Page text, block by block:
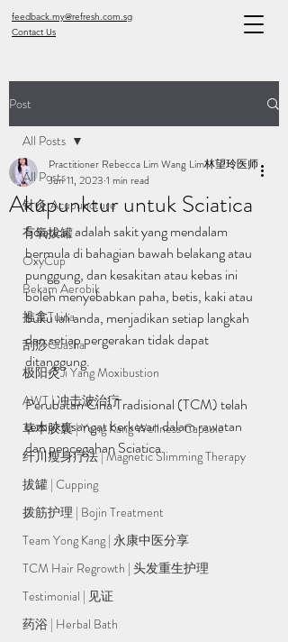
feedback.my@refresh.com.sg
Contact Us
Post
All Posts
针灸 Acupuncture
有氧拔罐
OxyCup
Bekam Aerobik
推拿Tuina
刮痧Guasha
极阳灸Ji Yang Moxibustion
AWT | 冲击波治疗
草本胶囊 | Yong Kang Wellness Capsule
纤川瘦身疗法 | Magnetic Slimming Therapy
拔罐 | Cupping
拨筋护理 | Bojin Treatment
Team Yong Kang | 永康中医分享
TCM Hair Regrowth | 头发重生护理
Testimonial | 见证
药浴 | Herbal Bath
All Posts
Akupunktur untuk Sciatica
Practitioner Rebecca Lim Wang Lim林望玲医师
Jun 11, 2023 1 min read
Sciatica, adalah sakit yang mendalam
bermula di bahagian bawah belakang atau
punggung, dan kesakitan atau kebas ini
boleh menyebabkan paha, betis, kaki atau
buku lali anda, menjadikan setiap langkah
dan setiap pergerakan tidak dapat
ditanggung.
Perubatan Cina Tradisional (TCM) telah
terbukti sangat berkesan dalam rawatan
dan pencegahan Sciatica.